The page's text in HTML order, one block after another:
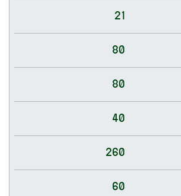
21
80
80
40
260
60